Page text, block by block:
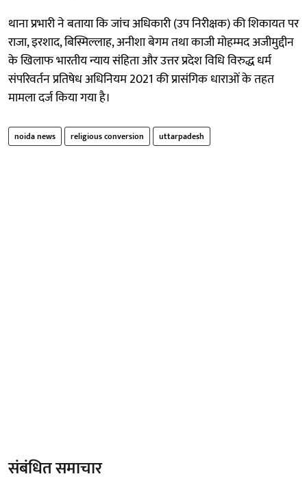
थाना प्रभारी ने बताया कि जांच अधिकारी (उप निरीक्षक) की शिकायत पर
राजा, इरशाद, बिस्मिल्लाह, अनीशा बेगम तथा काजी मोहम्मद अजीमुद्दीन
के खिलाफ भारतीय न्याय संहिता और उत्तर प्रदेश विधि विरुद्ध धर्म
संपरिवर्तन प्रतिषेध अधिनियम 2021 की प्रासंगिक धाराओं के तहत
मामला दर्ज किया गया है।
noida news religious conversion uttarpadesh
संबंधित समाचार